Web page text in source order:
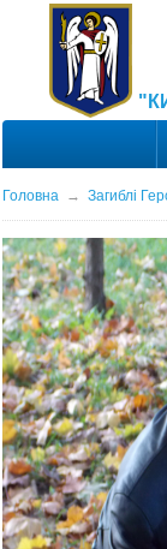
Головна→ Загиблі